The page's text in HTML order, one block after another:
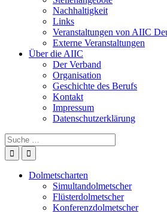
Nachhaltigkeit
Links
Veranstaltungen von AIIC
Externe Veranstaltungen
Über die AIIC
Der Verband
Organisation
Geschichte des Berufs
Kontakt
Impressum
Datenschutzerklärung
Suche
nach:
Dolmetscharten
Simultandolmetscher
Flüsterdolmetscher
Konferenzdolmetscher